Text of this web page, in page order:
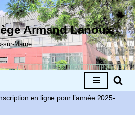
Armand Lanoux
sur-Marne
en ligne pour l’année 2025-